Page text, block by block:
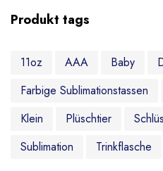
Produkt tags
11oz AAA Baby
Farbige Sublimationstassen
Klein
Plüschtier
Sublimation
Trinkflasche